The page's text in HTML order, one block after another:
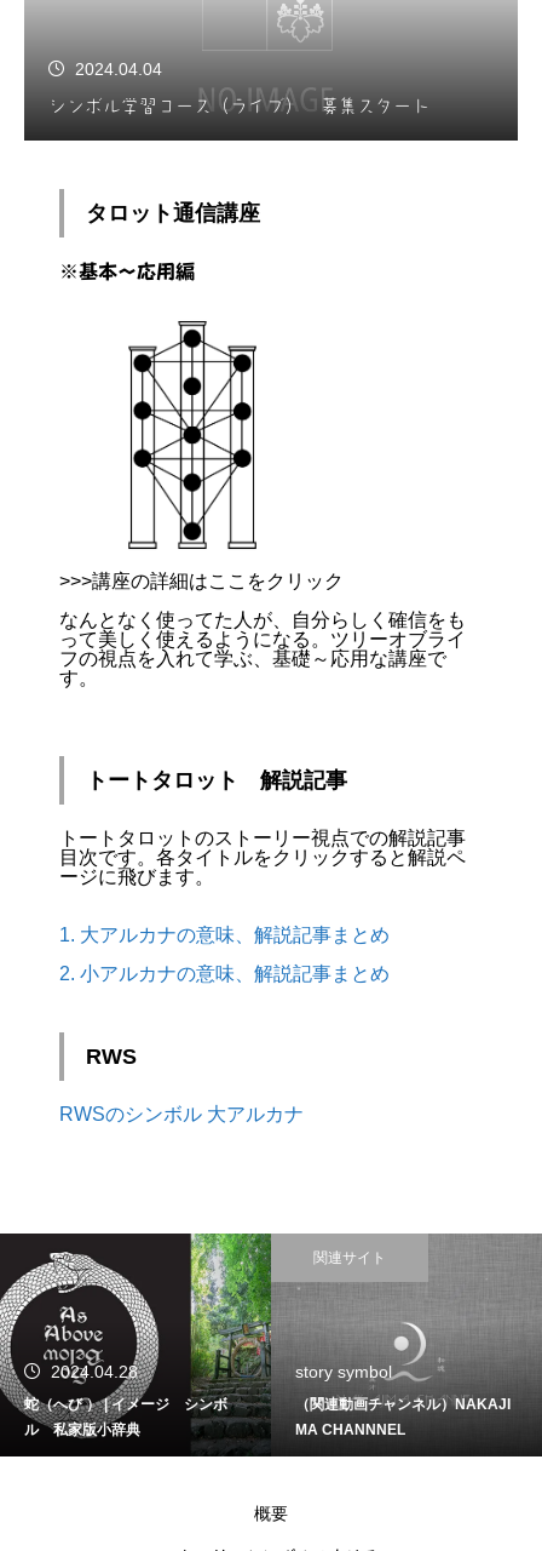
2024.04.04
シンボル学習コース（ライブ） 募集スタート
タロット通信講座
※基本～応用編
>>>講座の詳細はここをクリック
なんとなく使ってた人が、自分らしく確信をも
って美しく使えるようになる。ツリーオブライ
フの視点を入れて学ぶ、基礎～応用な講座で
す。
トートタロット 解説記事
トートタロットのストーリー視点での解説記事
目次です。各タイトルをクリックすると解説ペ
ージに飛びます。
1. 大アルカナの意味、解説記事まとめ
2. 小アルカナの意味、解説記事まとめ
RWS
RWSのシンボル 大アルカナ
ジ シンボ
小辞典
関連サイト
story symbol
（関連動画チャンネル）NAKAJI
MA CHANNNEL
シン
概要